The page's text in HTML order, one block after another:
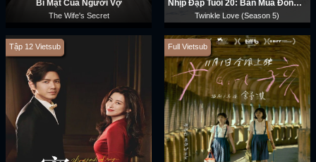
Bí Mật Của Người Vợ
The Wife's Secret
Nhịp Đập Tuổi 20: Bản Mùa Đông (Phần 5)
Twinkle Love (Season 5)
Tập 12 Vietsub Full Vietsub